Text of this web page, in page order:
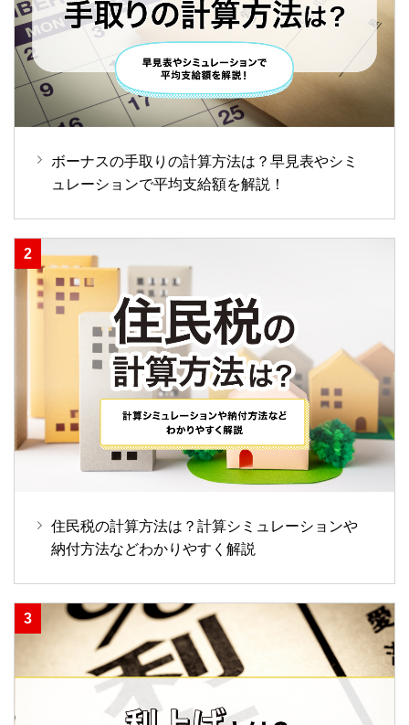
ボーナスの手取りの計算方法は？早見表やシミ
ュレーションで平均支給額を解説！
住民税の計算方法は？計算シミュレーションや
納付方法などわかりやすく解説